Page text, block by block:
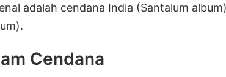
adalah cendana India (Santalum
Cendana